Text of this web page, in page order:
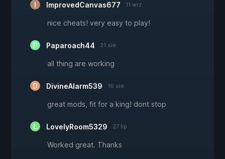
ImprovedCanvas677 11 wrz
nice cheats! very easy to play!
Paparoach44 21 sie
all thing are working
DivineAlarm539 16 sie
great mods, fit for a king! dont stop
LovelyRoom5329 27 lip
Worked great. Thanks